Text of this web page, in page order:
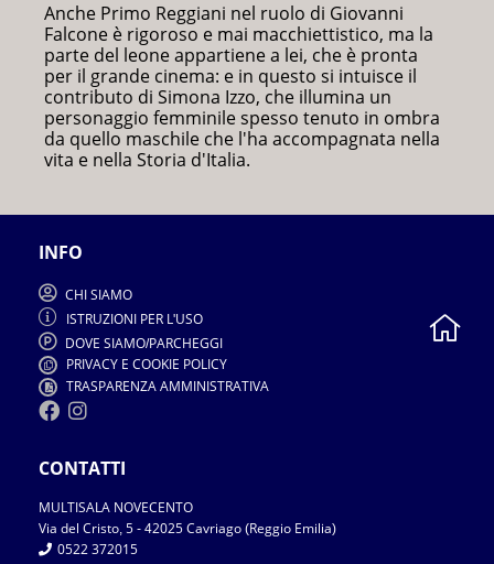
Anche Primo Reggiani nel ruolo di Giovanni
Falcone è rigoroso e mai macchiettistico, ma la
parte del leone appartiene a lei, che è pronta
per il grande cinema: e in questo si intuisce il
contributo di Simona Izzo, che illumina un
personaggio femminile spesso tenuto in ombra
da quello maschile che l'ha accompagnata nella
vita e nella Storia d'Italia.
INFO
CHI SIAMO
ISTRUZIONI PER L'USO
DOVE SIAMO/PARCHEGGI
PRIVACY E COOKIE POLICY
TRASPARENZA AMMINISTRATIVA
CONTATTI
MULTISALA NOVECENTO
Via del Cristo, 5 - 42025 Cavriago (Reggio Emilia)
0522 372015